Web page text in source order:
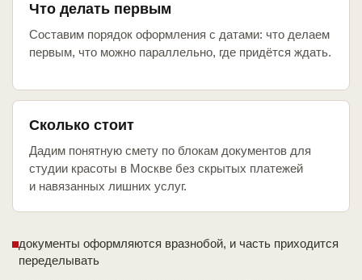
Что делать первым
Составим порядок оформления с датами: что делаем
первым, что можно параллельно, где придётся ждать.
Сколько стоит
Дадим понятную смету по блокам документов для
студии красоты в Москве без скрытых платежей
и навязанных лишних услуг.
документы оформляются вразнобой, и часть приходится
переделывать